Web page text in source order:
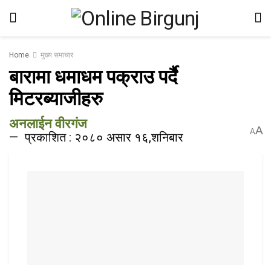
Home मुख्य समाचार
बारामा धमाधम पक्राउ पर्दै
मिटरब्याजीहरु
अनलाईन वीरगंज
प्रकाशित : २०८० असार १६,शनिबार AA